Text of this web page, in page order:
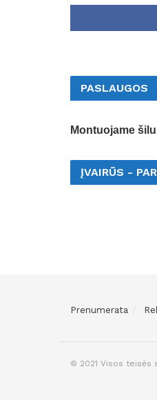
PASLAUGOS
Montuojame
ĮVAIRŪS -
Prenumerata
© 2021 Visos teisės